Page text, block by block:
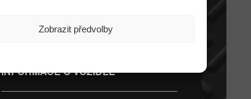
Zobrazit předvolby
INFORMACE O VOZIDLE